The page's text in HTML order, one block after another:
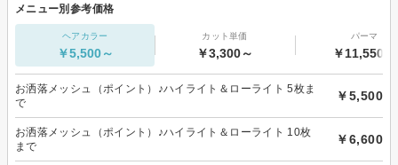
メニュー別参考価格
ヘアカラー
￥5,500～
カット単価
￥3,300～
パーマ
￥11,550～
お洒落メッシュ（ポイント）♪ハイライト＆ローライト 5枚ま
で
￥5,500
お洒落メッシュ（ポイント）♪ハイライト＆ローライト 10枚
まで
￥6,600